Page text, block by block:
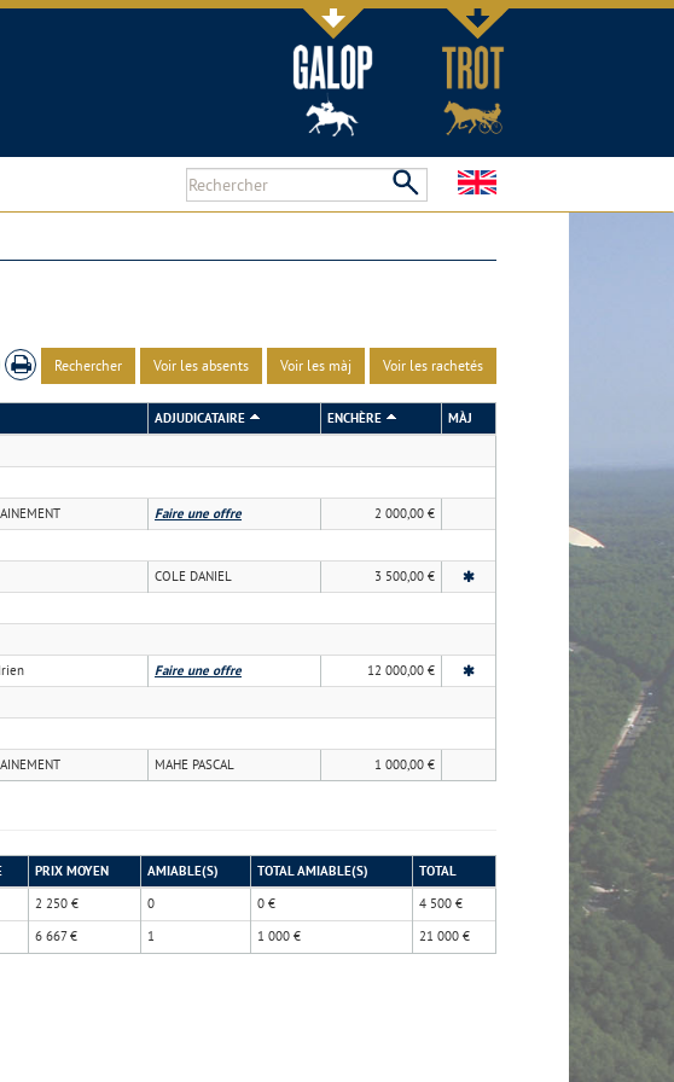
Rechercher Voir les absents Voir les màj Voir les rachetés
ADJUDICATAIRE ENCHÈRE
MÀJ
Faire une offre
2 000,00 €
COLE DANIEL
3 500,00 €
Faire une offre
12 000,00 €
MAHE PASCAL 1 000,00 €
PRIX MOYEN AMIABLE(S) TOTAL AMIABLE(S)
TOTAL
2 250 € 0 0 €
4 500 €
6 667 € 1 1 000 € 21 000 €